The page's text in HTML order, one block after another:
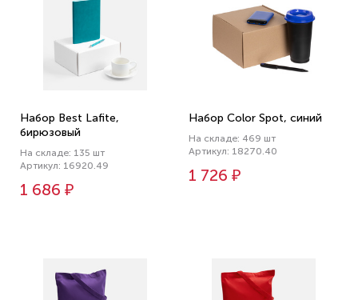
Набор Best Lafite,
бирюзовый
На складе: 135 шт
Артикул: 16920.49
1 686 ₽
Набор Color Spot, синий
На складе: 469 шт
Артикул: 18270.40
1 726 ₽